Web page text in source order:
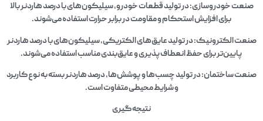
صنعت خودروسازی: در تولید قطعات خودرو، سیلیکون‌های با درصد هاردنر بالا
برای افزایش استحکام و مقاومت در برابر حرارت استفاده می‌شوند.
صنعت الکترونیک: در تولید عایق‌های الکتریکی، سیلیکون‌های با درصد هاردنر
پایین‌تر برای حفظ انعطاف‌پذیری و عایق‌بندی مناسب استفاده می‌شوند.
صنعت ساختمان: در تولید چسب‌ها و پوشش‌ها، درصد هاردنر بسته به نوع کاربرد
و شرایط محیطی متفاوت است.
نتیجه‌گیری